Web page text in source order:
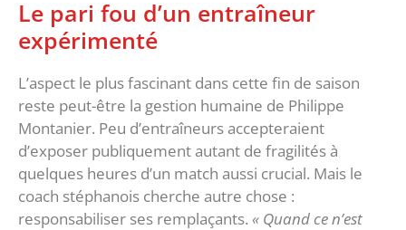
‎Le pari fou d’un entraîneur
expérimenté
‎L’aspect le plus fascinant dans cette fin de saison
reste peut-être la gestion humaine de Philippe
Montanier. Peu d’entraîneurs accepteraient
d’exposer publiquement autant de fragilités à
quelques heures d’un match aussi crucial.‎ Mais le
coach stéphanois cherche autre chose :
responsabiliser ses remplaçants. « Quand ce n’est